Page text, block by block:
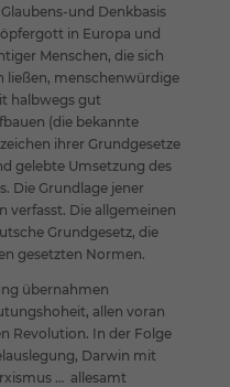
und Denkbasis
in Europa und
Menschen, die sich
ließen, menschenwürdige
halbwegs gut
(die bekannte
ihrer Grundgesetze
gelebte Umsetzung des
Die Grundlage jener
verfasst. Die allgemeinen
Grundgesetz, die
gesetzten Normen.
übernahmen
allen voran
Revolution. In der Folge
Darwin mit
… allesamt
anzeigen
Datenschutzerklärung Impressum